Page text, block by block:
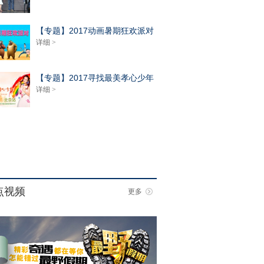
【专题】2017动画暑期狂欢派对
详细 >
【专题】2017寻找最美孝心少年
详细 >
视频 更多